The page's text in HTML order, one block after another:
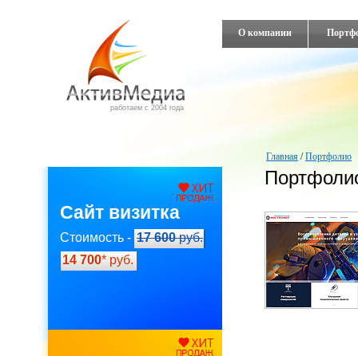
работаем с 2004 года
О компании
Главная /Портфолио
Сайт визитка
Стоимость - 17 600руб.
14 700* руб.